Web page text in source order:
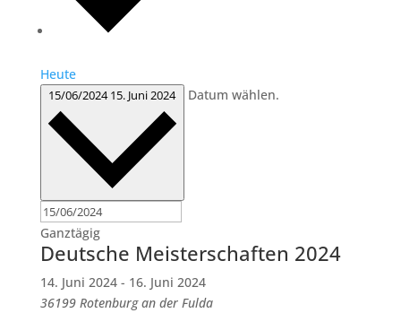
Heute
15/06/202415. Juni 2024 Datum wählen.
Ganztägig
Deutsche Meisterschaften 2024
14. Juni 2024- 16. Juni 2024
36199 Rotenburg an der Fulda